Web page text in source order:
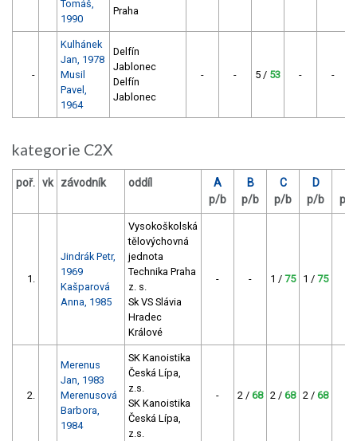
Tomáš,
1990
Praha
-
Kulhánek
Jan, 1978
Musil
Pavel,
1964
Delfín
Jablonec
Delfín
Jablonec
- - 5 / 53 - -
kategorie C2X
poř. vk závodník oddíl
A
p/b
B
p/b
C
p/b
D
p/b
p/b
1.
Jindrák Petr,
1969
Kašparová
Anna, 1985
Vysokoškolská
tělovýchovná
jednota
Technika Praha
z. s.
Sk VS Slávia
Hradec
Králové
- - 1 / 75 1 / 75
2.
Merenus
Jan, 1983
Merenusová
Barbora,
1984
SK Kanoistika
Česká Lípa,
z.s.
SK Kanoistika
Česká Lípa,
z.s.
- 2 / 68 2 / 68 2 / 68